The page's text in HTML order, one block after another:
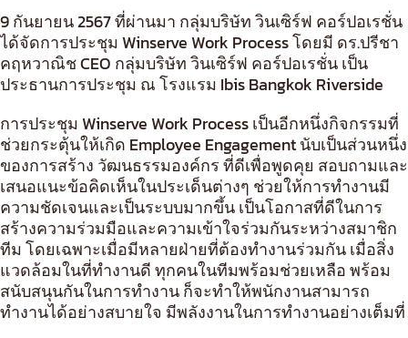
9 กันยายน 2567 ที่ผ่านมา กลุ่มบริษัท วินเซิร์ฟ คอร์ปอเรชั่น
ได้จัดการประชุม Winserve Work Process โดยมี ดร.ปรีชา
คฤหวาณิช CEO กลุ่มบริษัท วินเซิร์ฟ คอร์ปอเรชั่น เป็น
ประธานการประชุม ณ โรงแรม Ibis Bangkok Riverside
การประชุม Winserve Work Process เป็นอีกหนึ่งกิจกรรมที่
ช่วยกระตุ้นให้เกิด Employee Engagement นับเป็นส่วนหนึ่ง
ของการสร้าง วัฒนธรรมองค์กร ที่ดีเพื่อพูดคุย สอบถามและ
เสนอแนะข้อคิดเห็นในประเด็นต่างๆ ช่วยให้การทำงานมี
ความชัดเจนและเป็นระบบมากขึ้น เป็นโอกาสที่ดีในการ
สร้างความร่วมมือและความเข้าใจร่วมกันระหว่างสมาชิก
ทีม โดยเฉพาะเมื่อมีหลายฝ่ายที่ต้องทำงานร่วมกัน เมื่อสิ่ง
แวดล้อมในที่ทำงานดี ทุกคนในทีมพร้อมช่วยเหลือ พร้อม
สนับสนุนกันในการทำงาน ก็จะทำให้พนักงานสามารถ
ทำงานได้อย่างสบายใจ มีพลังงานในการทำงานอย่างเต็มที่